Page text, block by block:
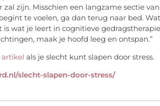
zijn. Misschien een langzame sectie
te voelen, ga dan terug naar bed.
is wat je leert in cognitieve
maak je hoofd leeg en ontspan.”
artikel als je slecht kunt slapen door stress.
slecht-slapen-door-stress/